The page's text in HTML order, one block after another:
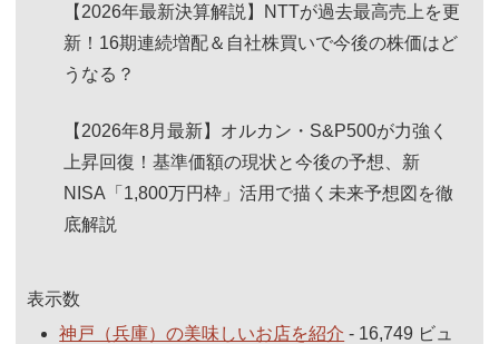
【2026年最新決算解説】NTTが過去最高売上を更
新！16期連続増配＆自社株買いで今後の株価はど
うなる？
【2026年8月最新】オルカン・S&P500が力強く
上昇回復！基準価額の現状と今後の予想、新
NISA「1,800万円枠」活用で描く未来予想図を徹
底解説
表示数
神戸（兵庫）の美味しいお店を紹介 - 16,749 ビュ